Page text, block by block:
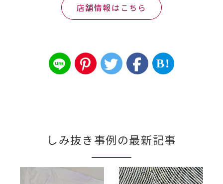
店舗情報はこちら
B!
しみ抜き事例の最新記事